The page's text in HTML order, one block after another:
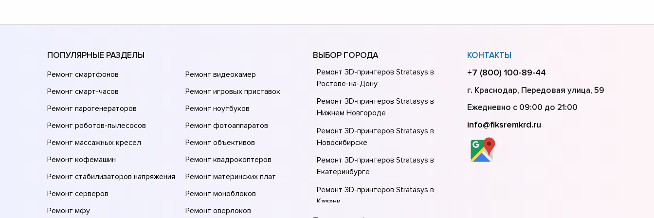
ПОПУЛЯРНЫЕ РАЗДЕЛЫ
Ремонт смартфонов
Ремонт смарт-часов
Ремонт парогенераторов
Ремонт роботов-пылесосов
Ремонт массажных кресел
Ремонт кофемашин
Ремонт стабилизаторов напряжения
Ремонт серверов
Ремонт мфу
Ремонт видеокамер
Ремонт игровых приставок
Ремонт ноутбуков
Ремонт фотоаппаратов
Ремонт объективов
Ремонт квадрокоптеров
Ремонт материнских плат
Ремонт моноблоков
Ремонт оверлоков
ВЫБОР ГОРОДА
Ремонт 3D-принтеров Stratasys в
Ростове-на-Донy
Ремонт 3D-принтеров Stratasys в
Нижнем Новгороде
Ремонт 3D-принтеров Stratasys в
Новосибирске
Ремонт 3D-принтеров Stratasys в
Екатеринбурге
Ремонт 3D-принтеров Stratasys в
Казани
КОНТАКТЫ
+7 (800) 100-89-44
г. Краснодар, Передовая улица, 59
Ежедневно с 09:00 до 21:00
info@fiksremkrd.ru